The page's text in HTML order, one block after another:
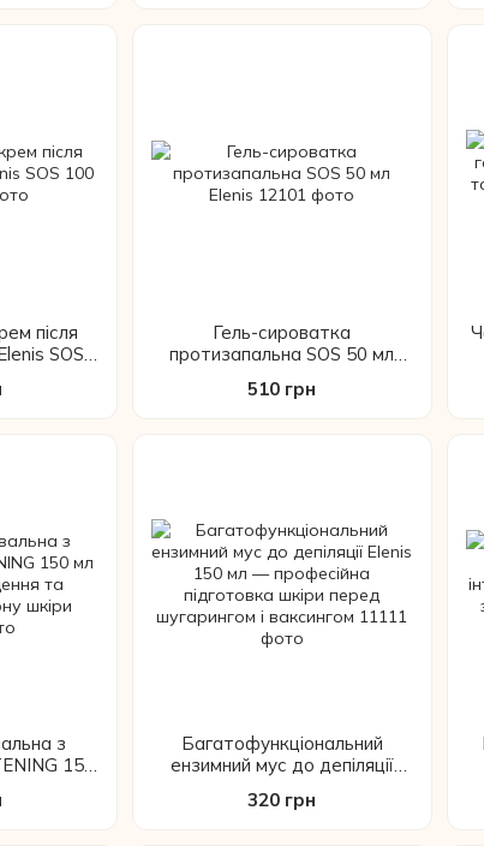
після
SOS
Гель-сироватка
протизапальна SOS 50 мл
510 грн
з
150
шкіри
Багатофункціональний
ензимний мус до депіляції
підготовка шкіри перед
шугарингом і ваксингом
320 грн